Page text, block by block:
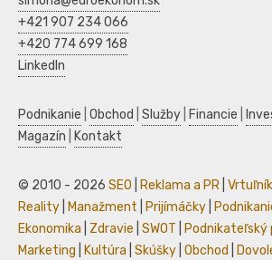
+421 907 234 066
+420 774 699 168
LinkedIn
Podnikanie Obchod Služby Financie
Magazín
Kontakt
© 2010 - 2026 SEO Reklama a PR
Reality
Manažment Prijímáčky
Ekonomika
Zdravie SWOT Podnikateľský
Marketing
Kultúra Skúšky Obchod